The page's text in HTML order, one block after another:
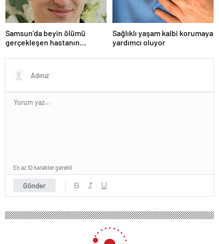
Samsun’da beyin ölümü
gerçekleşen hastanın
Sağlıklı yaşam kalbi korumaya
yardımcı oluyor
Gönder
En az 10 karakter gerekli